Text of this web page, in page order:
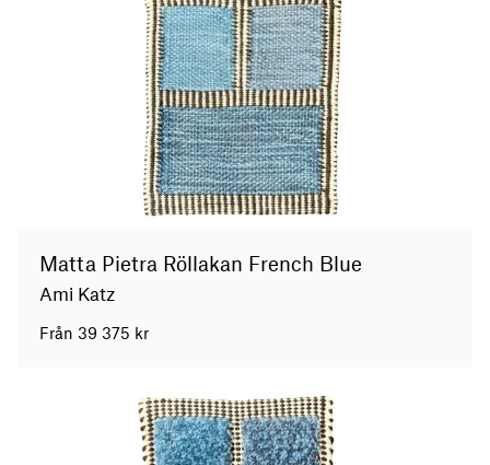
Matta Pietra Röllakan French Blue
Ami Katz
Från 39 375 kr